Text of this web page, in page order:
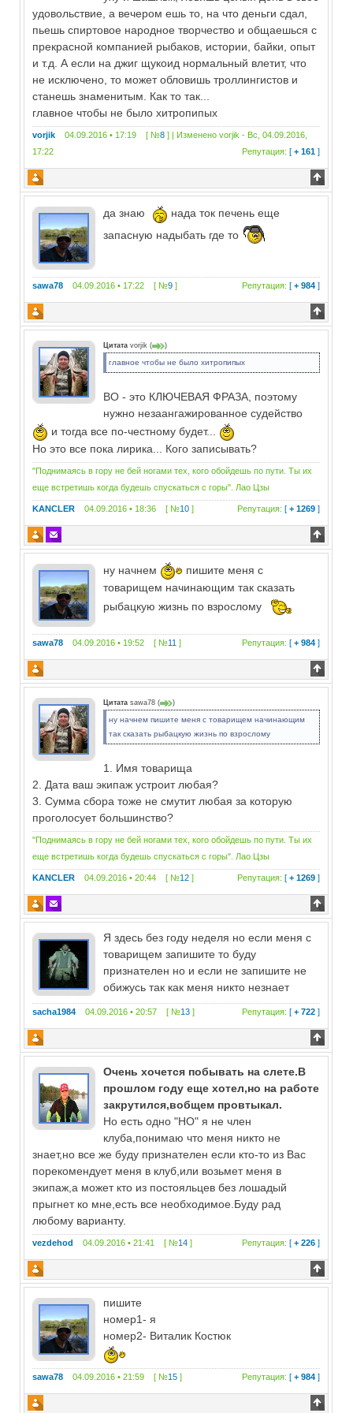
удовольствие, а вечером ешь то, на что деньги сдал,
пьешь спиртовое народное творчество и общаешься с
прекрасной компанией рыбаков, истории, байки, опыт
и т.д. А если на джиг щукоид нормальный влетит, что
не исключено, то может обловишь троллингистов и
станешь знаменитым. Как то так...
главное чтобы не было хитропипых
vorjik 04.09.2016 • 17:19 [ №8 ] | Измененоvorjik - Вс, 04.09.2016,
17:22
Репутация: [+ 161 ]
да знаю
нада ток печень еще
запасную надыбать где то
sawa78 04.09.2016 • 17:22 [ №9 ] Репутация: [+ 984 ]
Цитата vorjik ( )
главное чтобы не было хитропипых
ВО - это КЛЮЧЕВАЯ ФРАЗА, поэтому
нужно незаангажированное судейство
и тогда все по-честному будет...
Но это все пока лирика... Кого записывать?
"Поднимаясь в гору не бей ногами тех, кого обойдешь по пути. Ты их
еще встретишь когда будешь спускаться с горы". Лао Цзы
KANCLER 04.09.2016 • 18:36 [ №10 ] Репутация: [+ 1269 ]
ну начнем
пишите меня с
товарищем начинающим так сказать
рыбацкую жизнь по взрослому
sawa78 04.09.2016 • 19:52 [ №11 ] Репутация: [+ 984 ]
Цитата sawa78 ( )
ну начнем пишите меня с товарищем начинающим
так сказать рыбацкую жизнь по взрослому
1. Имя товарища
2. Дата ваш экипаж устроит любая?
3. Сумма сбора тоже не смутит любая за которую
проголосует большинство?
"Поднимаясь в гору не бей ногами тех, кого обойдешь по пути. Ты их
еще встретишь когда будешь спускаться с горы". Лао Цзы
KANCLER 04.09.2016 • 20:44 [ №12 ] Репутация: [+ 1269 ]
Я здесь без году неделя но если меня с
товарищем запишите то буду
признателен но и если не запишите не
обижусь так как меня никто незнает
sacha1984 04.09.2016 • 20:57 [ №13 ] Репутация: [+ 722 ]
Очень хочется побывать на слете.В
прошлом году еще хотел,но на работе
закрутился,вобщем провтыкал.
Но есть одно "НО" я не член
клуба,понимаю что меня никто не
знает,но все же буду признателен если кто-то из Вас
порекомендует меня в клуб,или возьмет меня в
экипаж,а может кто из постояльцев без лошадый
прыгнет ко мне,есть все необходимое.Буду рад
любому варианту.
vezdehod 04.09.2016 • 21:41 [ №14 ] Репутация: [+ 226 ]
пишите
номер1- я
номер2- Виталик Костюк
sawa78 04.09.2016 • 21:59 [ №15 ] Репутация: [+ 984 ]